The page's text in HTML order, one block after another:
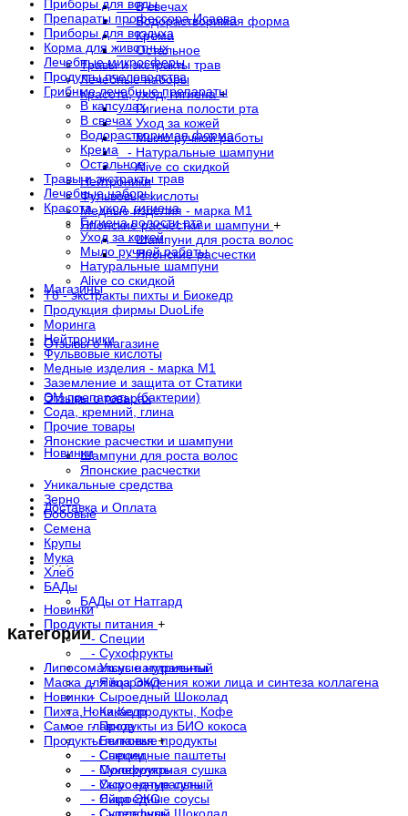
- В свечах
- Водорастворимая форма
- Крема
- Остальное
Травы и экстракты трав
Лечебные наборы
Красота, уход, гигиена+
- Гигиена полости рта
- Уход за кожей
- Мыло ручной работы
- Натуральные шампуни
- Alive со скидкой
Нейтроники
Фульвовые кислоты
Медные изделия - марка М1
Японские расчестки и шампуни +
- Шампуни для роста волос
- Японские расчестки
Магазины
Отзывы о магазине
Отзывы о товарах
Новинки
Доставка и Оплата
. . .
Новинки
Продукты питания +
- Специи
- Сухофрукты
- Уксус натуральный
- Яйца ЭКО
- Сыроедный Шоколад
- Какао продукты, Кофе
- Продукты из БИО кокоса
- Белковые продукты
- Сыроедные паштеты
- Молекулярная сушка
- Сыроедные супы
- Сыроедные соусы
Приборы для воды
Препараты профессора Исаева
Приборы для воздуха
Корма для животных
Лечебные микросферы
Продукты пчеловодства
Грибные лечебные препараты
В капсулах
В свечах
Водорастворимая форма
Крема
Остальное
Травы и экстракты трав
Лечебные наборы
Красота, уход, гигиена
Гигиена полости рта
Уход за кожей
Мыло ручной работы
Натуральные шампуни
Alive со скидкой
Т8 - экстракты пихты и Биокедр
Продукция фирмы DuoLife
Моринга
Нейтроники
Фульвовые кислоты
Медные изделия - марка М1
Заземление и защита от Статики
ЭМ препараты (бактерии)
Сода, кремний, глина
Прочие товары
Японские расчестки и шампуни
Шампуни для роста волос
Японские расчестки
Уникальные средства
Зерно
Бобовые
Семена
Крупы
Мука
Хлеб
БАДы
БАДы от Натгард
Категории
Липосомальные нутриенты
Маска для возрождения кожи лица и синтеза коллагена
Новинки
Пихта,Нони,Кедр
Самое главное
Продукты питания+
- Специи
- Сухофрукты
- Уксус натуральный
- Яйца ЭКО